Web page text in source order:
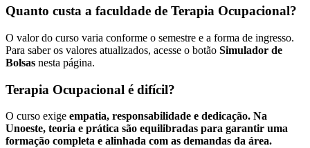
Quanto custa a faculdade de Terapia Ocupacional?
O valor do curso varia conforme o semestre e a forma de ingresso.
Para saber os valores atualizados, acesse o botão Simulador de
Bolsas nesta página.
Terapia Ocupacional é difícil?
O curso exige empatia, responsabilidade e dedicação. Na
Unoeste, teoria e prática são equilibradas para garantir uma
formação completa e alinhada com as demandas da área.